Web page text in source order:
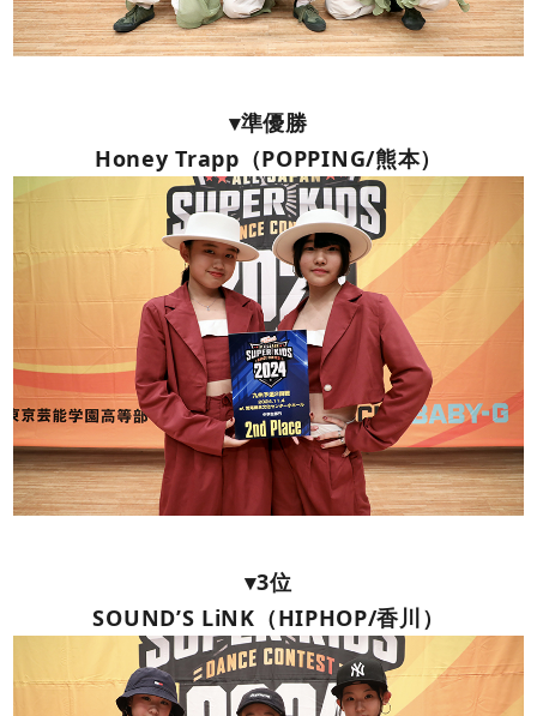
▾準優勝
Honey Trapp（POPPING/熊本）
▾3位
SOUND’S LiNK（HIPHOP/香川）